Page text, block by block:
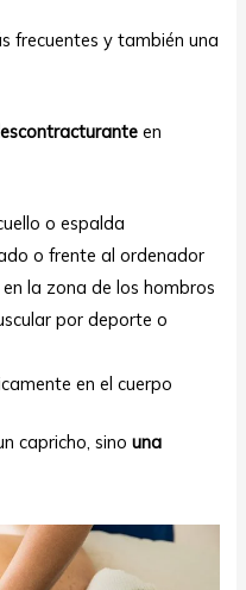
frecuentes y también una
en
o espalda
o frente al ordenador
la zona de los hombros
por deporte o
en el cuerpo
capricho, sinouna